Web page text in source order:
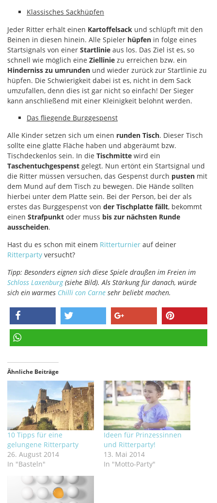
Klassisches Sackhüpfen
Jeder Ritter erhält einen Kartoffelsack und schlüpft mit den
Beinen in diesen hinein. Alle Spieler hüpfen in folge eines
Startsignals von einer Startlinie aus los. Das Ziel ist es, so
schnell wie möglich eine Ziellinie zu erreichen bzw. ein
Hinderniss zu umrunden und wieder zurück zur Startlinie zu
hüpfen. Die Schwierigkeit dabei ist es, nicht in dem Sack
umzufallen, denn dies ist gar nicht so einfach! Der Sieger
kann anschließend mit einer Kleinigkeit belohnt werden.
Das fliegende Burggespenst
Alle Kinder setzen sich um einen runden Tisch. Dieser Tisch
sollte eine glatte Fläche haben und abgeräumt bzw.
Tischdeckenlos sein. In die Tischmitte wird ein
Taschentuchgespenst gelegt. Nun ertönt ein Startsignal und
die Ritter müssen versuchen, das Gespenst durch pusten mit
dem Mund auf dem Tisch zu bewegen. Die Hände sollten
hierbei unter dem Platte sein. Bei der Person, bei der als
erstes das Burggespenst von der Tischplatte fällt, bekommt
einen Strafpunkt oder muss bis zur nächsten Runde
ausscheiden.
Hast du es schon mit einem Ritterturnier auf deiner
Ritterparty versucht?
Tipp: Besonders eignen sich diese Spiele draußen im Freien im
Schloss Laxenburg(siehe Bild). Als Stärkung für danach, würde
sich ein warmes Chilli con Carne sehr beliebt machen.
teilen
Ähnliche Beiträge
10 Tipps für eine
gelungene Ritterparty
26. August 2014
In "Basteln"
Ideen für Prinzessinnen
und Ritterparty!
13. Mai 2014
In "Motto-Party"